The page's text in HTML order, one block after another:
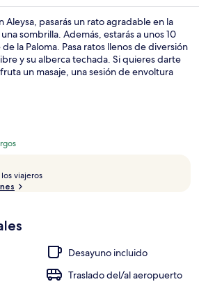
Aleysa, pasarás un rato agradable en la
sombrilla. Además, estarás a unos 10
la Paloma. Pasa ratos llenos de diversión
y su alberca techada. Si quieres darte
un masaje, una sesión de envoltura
el bar junto a la alberca puedes tomar
y amenidades a destacar de este
o lounges, su gimnasio y su sala de
encanta el personal amable.
viajeros
c
ó
Desayuno incluido
Traslado del/al aeropuerto